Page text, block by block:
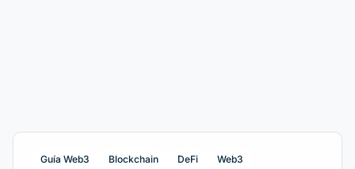
Guía Web3 Blockchain DeFi Web3